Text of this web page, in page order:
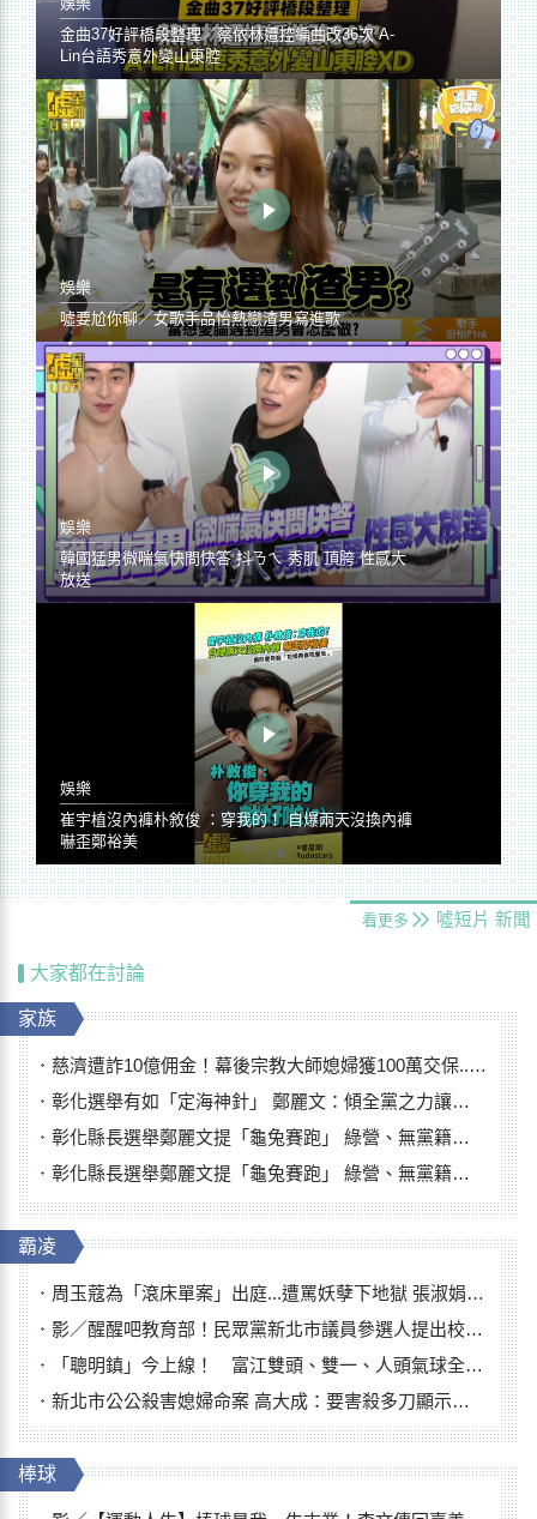
金曲37好評橋段整理／蔡依林遭控編曲改36次 A-
Lin台語秀意外變山東腔
娛樂
噓要尬你聊／女歌手品怡熱戀渣男寫進歌
娛樂
韓國猛男微喘氣快問快答 抖ㄋㄟ 秀肌 頂胯 性感大
放送
娛樂
崔宇植沒內褲朴敘俊 ：穿我的！ 自爆兩天沒換內褲
嚇歪鄭裕美
看更多 噓短片 新聞
大家都在討論
家族
慈濟遭詐10億佣金！幕後宗教大師媳婦獲100萬交保...快步奔離不發一語
彰化選舉有如「定海神針」 鄭麗文：傾全黨之力讓彰化贏
彰化縣長選舉鄭麗文提「龜兔賽跑」 綠營、無黨籍忙否認是烏龜
彰化縣長選舉鄭麗文提「龜兔賽跑」 綠營、無黨籍忙否認是烏龜
霸凌
周玉蔻為「滾床單案」出庭...遭罵妖孽下地獄 張淑娟批：舌頭殺人有罪
影／醒醒吧教育部！民眾黨新北市議員參選人提出校園反毒防線升級政見
「聰明鎮」今上線！ 富江雙頭、雙一、人頭氣球全登場
新北市公公殺害媳婦命案 高大成：要害殺多刀顯示怨恨深
棒球